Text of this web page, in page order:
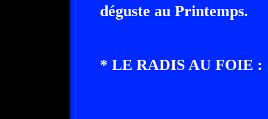
déguste au Printemps.
* LE RADIS AU FOIE :